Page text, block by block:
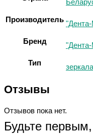
Производитель
Бренд
Тип зеркала
Отзывы
Отзывов пока нет.
Будьте